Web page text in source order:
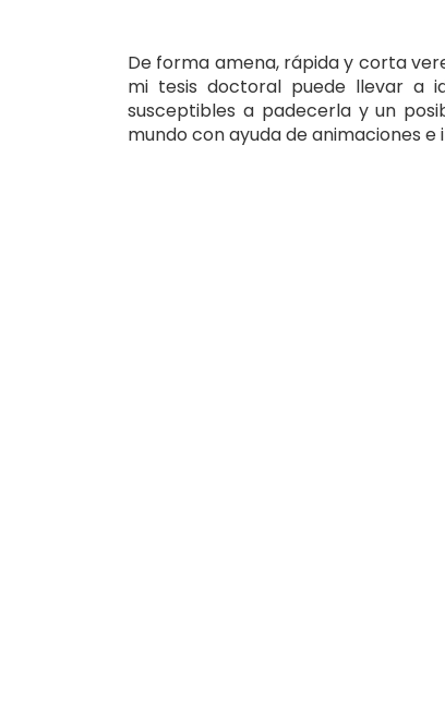
De forma amena, rápida y corta
mi tesis doctoral puede llevar a
susceptibles a padecerla y un
mundo con ayuda de animaciones e